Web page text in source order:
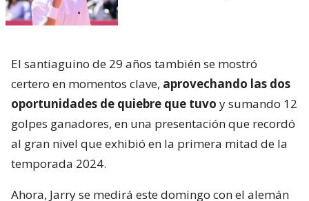
El santiaguino de 29 años también se mostró
certero en momentos clave, aprovechando las dos
oportunidades de quiebre que tuvo y sumando 12
golpes ganadores, en una presentación que recordó
al gran nivel que exhibió en la primera mitad de la
temporada 2024.
Ahora, Jarry se medirá este domingo con el alemán